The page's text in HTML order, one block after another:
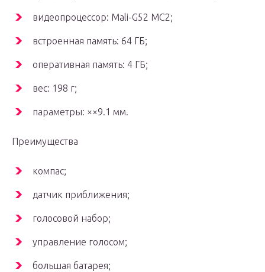
видеопроцессор: Mali-G52 MC2;
встроенная память: 64 ГБ;
оперативная память: 4 ГБ;
вес: 198 г;
параметры: ××9.1 мм.
Преимущества
компас;
датчик приближения;
голосовой набор;
управление голосом;
большая батарея;